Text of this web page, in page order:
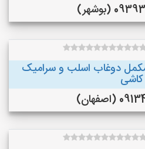
(بوشهر)
دوغاب اسلب و سرامیک
کاشی